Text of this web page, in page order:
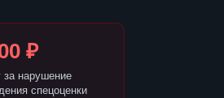
₽
нарушение
спецоценки